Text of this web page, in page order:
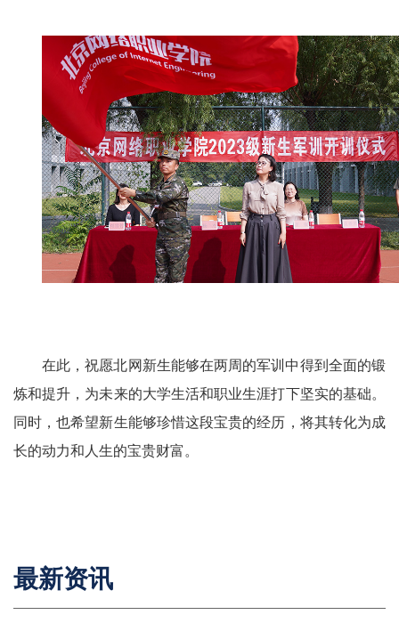
在此，祝愿北网新生能够在两周的军训中得到全面的锻
炼和提升，为未来的大学生活和职业生涯打下坚实的基础。
同时，也希望新生能够珍惜这段宝贵的经历，将其转化为成
长的动力和人生的宝贵财富。
最新资讯